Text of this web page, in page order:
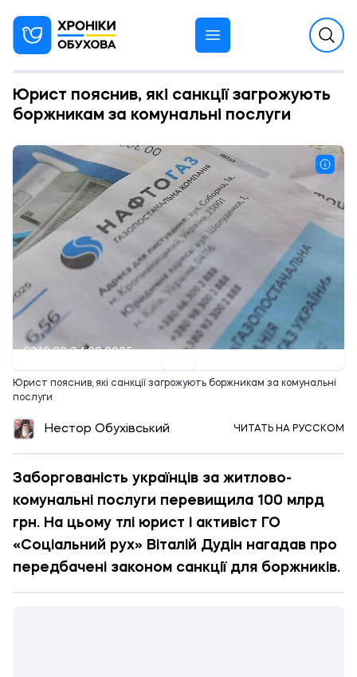
Юрист пояснив, які санкції загрожують
боржникам за комунальні послуги
12:20 24.09.2025
Юрист пояснив, які санкції загрожують боржникам за комунальні
послуги
Нестор Обухівський ЧИТАТЬ НА РУССКОМ
Заборгованість українців за житлово-
комунальні послуги перевищила 100 млрд
грн. На цьому тлі юрист і активіст ГО
«Соціальний рух» Віталій Дудін нагадав про
передбачені законом санкції для боржників.